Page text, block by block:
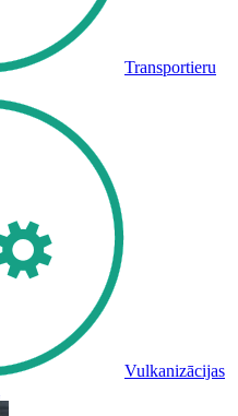
Transportieru
Vulkanizācijas